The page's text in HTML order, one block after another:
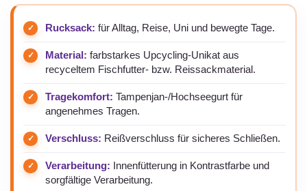
Rucksack: für Alltag, Reise, Uni und bewegte Tage.
Material: farbstarkes Upcycling-Unikat aus
recyceltem Fischfutter- bzw. Reissackmaterial.
Tragekomfort: Tampenjan-/Hochseegurt für
angenehmes Tragen.
Verschluss: Reißverschluss für sicheres Schließen.
Verarbeitung: Innenfütterung in Kontrastfarbe und
sorgfältige Verarbeitung.